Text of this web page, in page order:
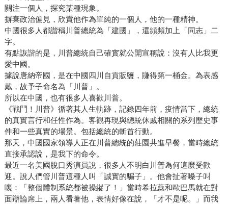
關注一個人，探究某種現象。
摒棄政治偏見，欣賞他作為單純的一個人，他的一種精神。
中國很多人都諧稱川普總統為「建國」，還頻頻加上「同志」二
字。
有點詼諧的是，川普總統自己確實就公開宣稱說：沒有人比我更
愛中國。
據說唐納帝國，是在中國四川自貢販鹽，賺得第一桶金。為表感
戴，故予子命名為「川普」。
所以在中國，也有很多人喜歡川普。
《戰鬥！川普》循著其人生軌跡，記錄四年前，疫情當下，總統
的真實言行和任性作為。客觀再現與總統休戚相關的系列歷史事
件和一些真實的場景。包括總統的斬首行動。
那天，中國國家領導人正在川普總統的莊園共進早餐，當時總統
直接承認說，是我下的命令。
最近一名美國脫口秀演員說，很多人不明白川普為何這麼受歡
迎。說人們管川普這種人叫「誠實的騙子」。他會扯著嗓子叫
嚷：「整個體制系統都被操縱了！」當時希拉蕊和歐巴馬就在對
面辯論席上，兩人看著他，表情好像在說，「才不是呢。」而我